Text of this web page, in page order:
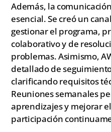
Además, la
esencial. Se creó un
gestionar el programa,
colaborativo y de
problemas. Asimismo,
detallado de
clarificando requisitos
Reuniones semanales
aprendizajes y mejorar
participación